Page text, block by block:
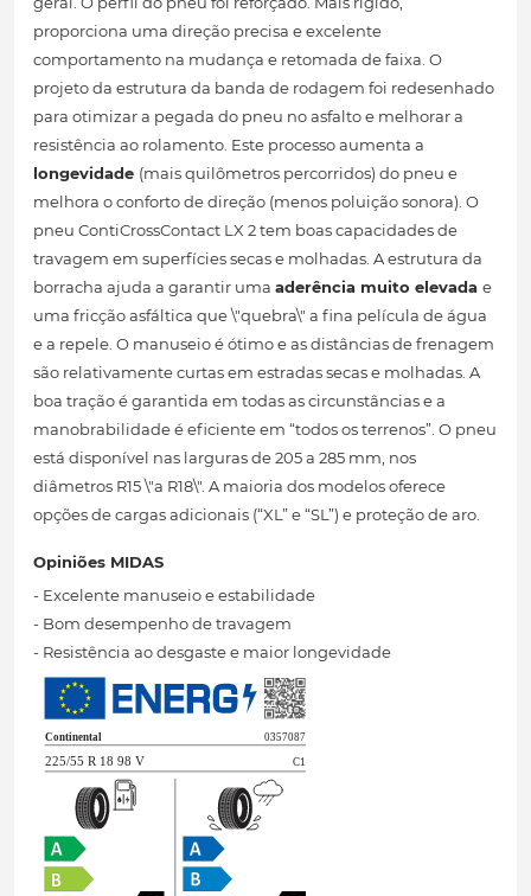
proporciona uma direção precisa e excelente
comportamento na mudança e retomada de faixa. O
projeto da estrutura da banda de rodagem foi redesenhado
para otimizar a pegada do pneu no asfalto e melhorar a
resistência ao rolamento. Este processo aumenta a
longevidade (mais quilômetros percorridos) do pneu e
melhora o conforto de direção (menos poluição sonora). O
pneu ContiCrossContact LX 2 tem boas capacidades de
travagem em superfícies secas e molhadas. A estrutura da
borracha ajuda a garantir uma aderência muito elevada e
uma fricção asfáltica que \"quebra\" a fina película de água
e a repele. O manuseio é ótimo e as distâncias de frenagem
são relativamente curtas em estradas secas e molhadas. A
boa tração é garantida em todas as circunstâncias e a
manobrabilidade é eficiente em “todos os terrenos”. O pneu
está disponível nas larguras de 205 a 285 mm, nos
diâmetros R15 \"a R18\". A maioria dos modelos oferece
opções de cargas adicionais (“XL” e “SL”) e proteção de aro.
Opiniões MIDAS
- Excelente manuseio e estabilidade
- Bom desempenho de travagem
- Resistência ao desgaste e maior longevidade